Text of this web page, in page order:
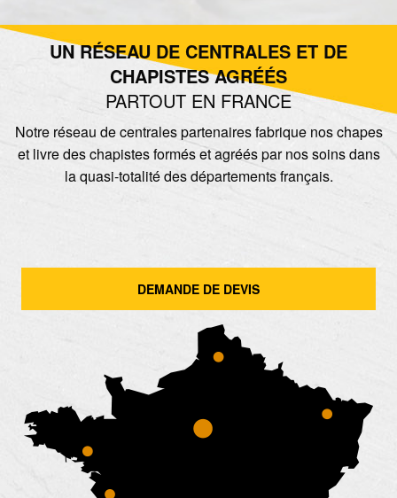
UN RÉSEAU DE CENTRALES ET DE
CHAPISTES AGRÉÉS
PARTOUT EN FRANCE
Notre réseau de centrales partenaires fabrique nos chapes
et livre des chapistes formés et agréés par nos soins dans
la quasi-totalité des départements français.
DEMANDE DE DEVIS